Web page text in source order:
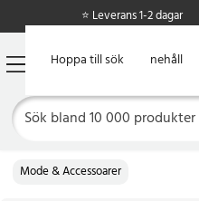
Hoppa till huvudinnehåll
Hoppa till sök
⭐ Leverans 1-2 dagar
Mode & Accessoarer